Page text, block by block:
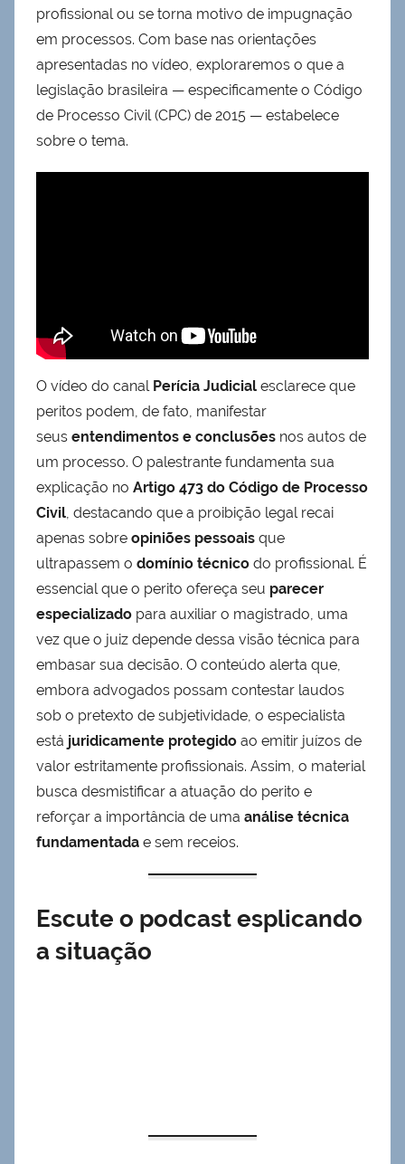
profissional ou se torna motivo de impugnação
em processos. Com base nas orientações
apresentadas no vídeo, exploraremos o que a
legislação brasileira — especificamente o Código
de Processo Civil (CPC) de 2015 — estabelece
sobre o tema.
O vídeo do canal Perícia Judicial esclarece que
peritos podem, de fato, manifestar
seus entendimentos e conclusões nos autos de
um processo. O palestrante fundamenta sua
explicação no Artigo 473 do Código de Processo
Civil, destacando que a proibição legal recai
apenas sobre opiniões pessoais que
ultrapassem o domínio técnico do profissional. É
essencial que o perito ofereça seu parecer
especializado para auxiliar o magistrado, uma
vez que o juiz depende dessa visão técnica para
embasar sua decisão. O conteúdo alerta que,
embora advogados possam contestar laudos
sob o pretexto de subjetividade, o especialista
está juridicamente protegido ao emitir juízos de
valor estritamente profissionais. Assim, o material
busca desmistificar a atuação do perito e
reforçar a importância de uma análise técnica
fundamentada e sem receios.
Escute o podcast esplicando
a situação